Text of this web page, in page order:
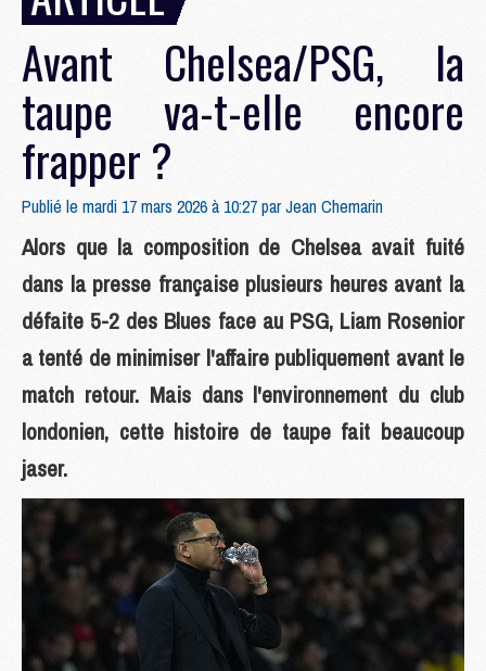
Avant Chelsea/PSG, la
taupe va-t-elle encore
frapper ?
Publié le mardi 17 mars 2026 à 10:27 parJean Chemarin
Alors que la composition de Chelsea avait fuité
dans la presse française plusieurs heures avant la
défaite 5-2 des Blues face au PSG, Liam Rosenior
a tenté de minimiser l'affaire publiquement avant le
match retour. Mais dans l'environnement du club
londonien, cette histoire de taupe fait beaucoup
jaser.